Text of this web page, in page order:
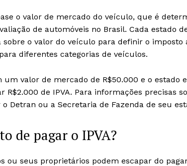
o valor de mercado do veículo, que é
de automóveis no Brasil. Cada estado
o valor do veículo para definir o imposto
diferentes categorias de veículos.
valor de mercado de R$50.000 e o estado
R$2.000 de IPVA. Para informações precisas
Detran ou a Secretaria de Fazenda de seu
de pagar o IPVA?
ou seus proprietários podem escapar do